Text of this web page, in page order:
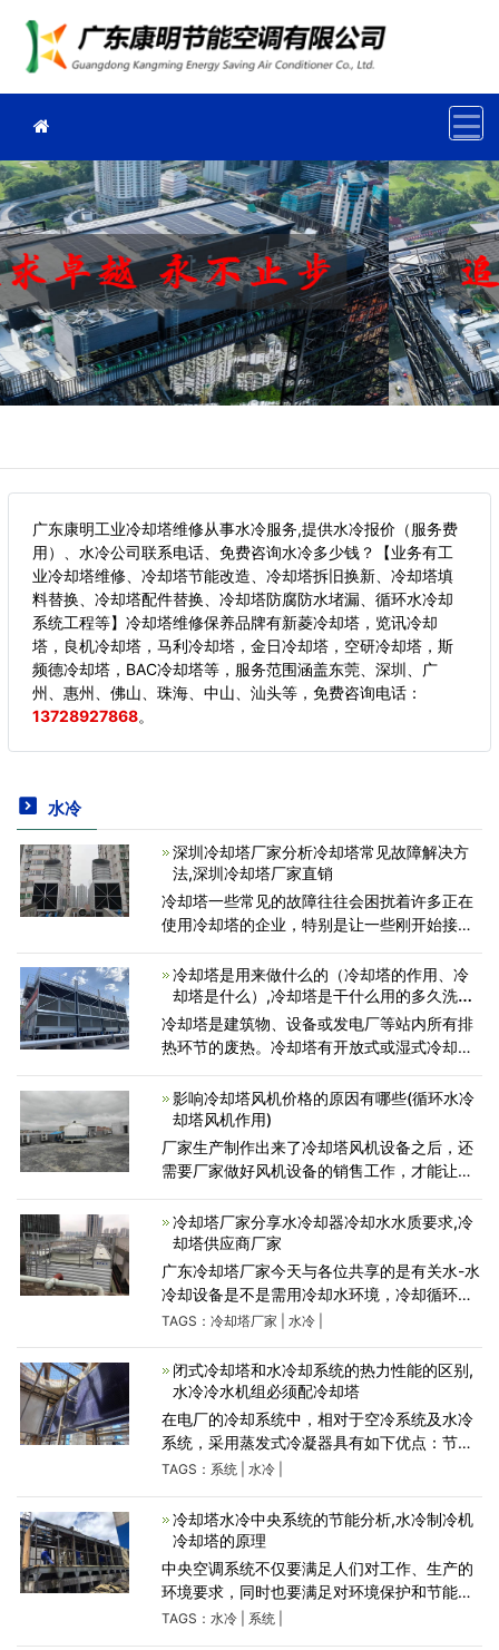
广东康明工业冷却塔维修从事水冷服务,提供水冷报价（服务费
用）、水冷公司联系电话、免费咨询水冷多少钱？【业务有工
业冷却塔维修、冷却塔节能改造、冷却塔拆旧换新、冷却塔填
料替换、冷却塔配件替换、冷却塔防腐防水堵漏、循环水冷却
系统工程等】冷却塔维修保养品牌有新菱冷却塔，览讯冷却
塔，良机冷却塔，马利冷却塔，金日冷却塔，空研冷却塔，斯
频德冷却塔，BAC冷却塔等，服务范围涵盖东莞、深圳、广
州、惠州、佛山、珠海、中山、汕头等， 免费咨询电话：
13728927868。
水冷
深圳冷却塔厂家分析冷却塔常见故障解决方
法,深圳冷却塔厂家直销
冷却塔一些常见的故障往往会困扰着许多正在
使用冷却塔的企业，特别是让一些刚开始接触
就来帮助大家全面分析一下冷却塔常见的故障
及解决方法：
冷却塔是用来做什么的（冷却塔的作用、冷
却塔是什么）,冷却塔是干什么用的多久洗一
次
冷却塔是建筑物、设备或发电厂等站内所有排
热环节的废热。冷却塔有开放式或湿式冷却
内，造成挥发，造成热损伤。另一个冷却塔是
封闭式或干式冷却塔
影响冷却塔风机价格的原因有哪些(循环水冷
却塔风机作用)
厂家生产制作出来了冷却塔风机设备之后，还
需要厂家做好风机设备的销售工作，才能让厂
厂家拥有经济收入。而厂家想要做好风机设备
的销售工作还是与
冷却塔厂家分享水冷却器冷却水水质要求,冷
却塔供应商厂家
广东冷却塔厂家今天与各位共享的是有关水-水
冷却设备是不是需用冷却水环境，冷却循环水
的质量是什么？即冷却设备用作冷却循环水水
机组。
TAGS： 冷却塔厂家 水冷|
闭式冷却塔和水冷却系统的热力性能的区别,
水冷冷水机组必须配冷却塔
在电厂的冷却系统中，相对于空冷系统及水冷
系统，采用蒸发式冷凝器具有如下优点：节约
能量。蒸发式冷凝器的传热量是空气湿球温度
的函数。因为湿球温
TAGS： 系统| 水冷|
冷却塔水冷中央系统的节能分析,水冷制冷机
冷却塔的原理
中央空调系统不仅要满足人们对工作、生产的
环境要求，同时也要满足对环境保护和节能的
要求。随着国家节能政策的实施，中央空调的
TAGS： 水冷| 系统|